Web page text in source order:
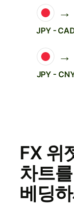
→
JPY -
→
JPY -
FX 위
차트
베딩